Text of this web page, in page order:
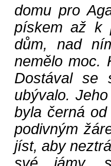
domu pro
pískem až k
dům, nad
nemělo moc.
Dostával se
ubývalo.
byla černá
podivným
jíst, aby